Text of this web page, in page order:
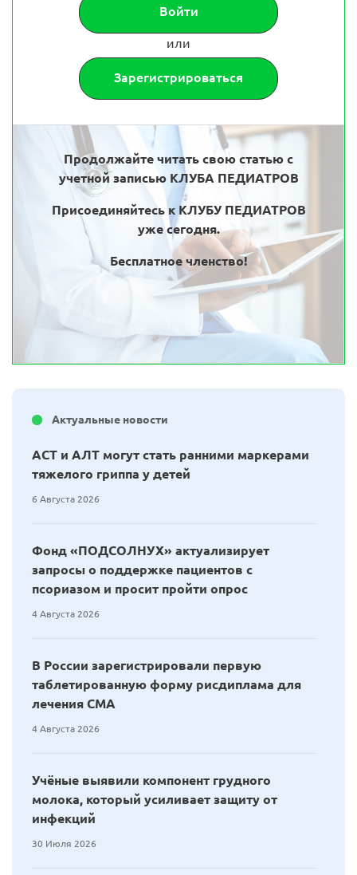
Войти
или
Зарегистрироваться
Продолжайте читать свою статью с
учетной записью КЛУБА ПЕДИАТРОВ
Присоединяйтесь к КЛУБУ ПЕДИАТРОВ
уже сегодня.
Бесплатное членство!
Актуальные новости
АСТ и АЛТ могут стать ранними маркерами
тяжелого гриппа у детей
6 Августа 2026
Фонд «ПОДСОЛНУХ» актуализирует
запросы о поддержке пациентов с
псориазом и просит пройти опрос
4 Августа 2026
В России зарегистрировали первую
таблетированную форму рисдиплама для
лечения СМА
4 Августа 2026
Учёные выявили компонент грудного
молока, который усиливает защиту от
инфекций
30 Июля 2026